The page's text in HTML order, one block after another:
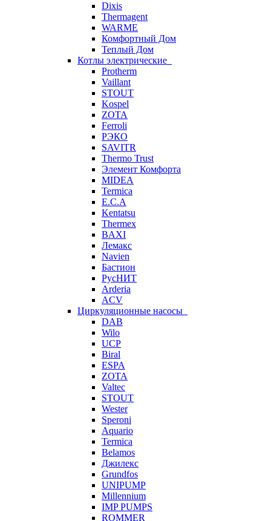
Dixis
Thermagent
WARME
Комфортный Дом
Теплый Дом
Котлы электрические
Protherm
Vaillant
STOUT
Kospel
ZOTA
Ferroli
РЭКО
SAVITR
Thermo Trust
Элемент Комфорта
MIDEA
Termica
E.C.A
Kentatsu
Thermex
BAXI
Лемакс
Navien
Бастион
РусНИТ
Arderia
ACV
Циркуляционные насосы
DAB
Wilo
UCP
Biral
ESPA
ZOTA
Valtec
STOUT
Wester
Speroni
Aquario
Termica
Belamos
Джилекс
Grundfos
UNIPUMP
Millennium
IMP PUMPS
ROMMER